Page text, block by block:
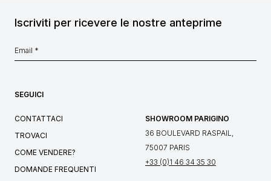
Iscriviti per ricevere le nostre anteprime
SEGUICI
CONTATTACI
TROVACI
COME VENDERE?
DOMANDE FREQUENTI
SHOWROOM PARIGINO
36 BOULEVARD RASPAIL,
75007 PARIS
+33 (0)1 46 34 35 30